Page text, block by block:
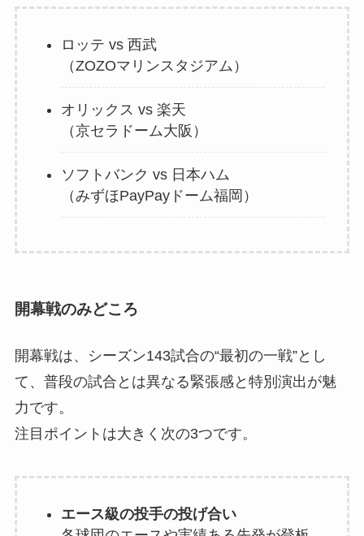
ロッテ vs 西武
（ZOZOマリンスタジアム）
オリックス vs 楽天
（京セラドーム大阪）
ソフトバンク vs 日本ハム
（みずほPayPayドーム福岡）
開幕戦のみどころ
開幕戦は、シーズン143試合の“最初の一戦”とし
て、普段の試合とは異なる緊張感と特別演出が魅
力です。
注目ポイントは大きく次の3つです。
エース級の投手の投げ合い